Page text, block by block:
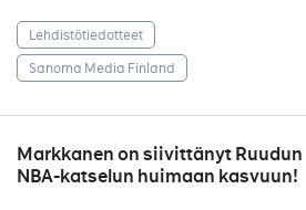
Lehdistötiedotteet
Sanoma Media Finland
Markkanen on siivittänyt Ruudun
NBA-katselun huimaan kasvuun!